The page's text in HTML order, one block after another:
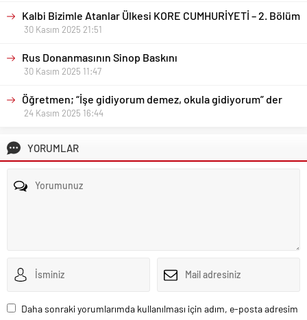
Kalbi Bizimle Atanlar Ülkesi KORE CUMHURİYETİ – 2. Bölüm
30 Kasım 2025 21:51
Rus Donanmasının Sinop Baskını
30 Kasım 2025 11:47
Öğretmen; “İşe gidiyorum demez, okula gidiyorum” der
24 Kasım 2025 16:44
YORUMLAR
Daha sonraki yorumlarımda kullanılması için adım, e-posta adresim